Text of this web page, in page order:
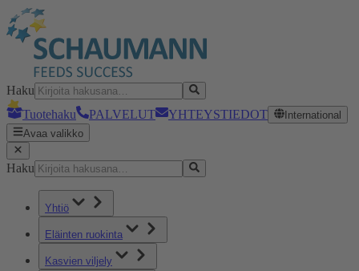
Haku
Tuotehaku
PALVELUT YHTEYSTIEDOT
International
Avaa valikko
Haku
Yhtiö
Eläinten ruokinta
Kasvien viljely